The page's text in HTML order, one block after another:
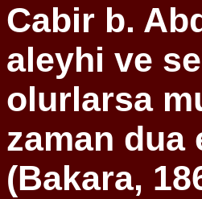
Cabir b.
aleyhi ve
olurlarsa
zaman dua
(Bakara,